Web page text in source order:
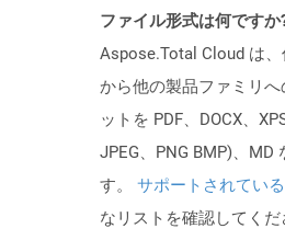
ファイル形式は何ですか
Aspose.Total Cloud は
から他の製品ファミリ
ットを PDF、DOCX、
JPEG、PNG BMP)、MD
す。 サポートされてい
なリストを確認してくだ